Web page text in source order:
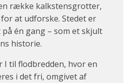
række kalkstensgrotter,
at udforske. Stedet er
én gang – som et skjult
historie.
til flodbredden, hvor en
i det fri, omgivet af